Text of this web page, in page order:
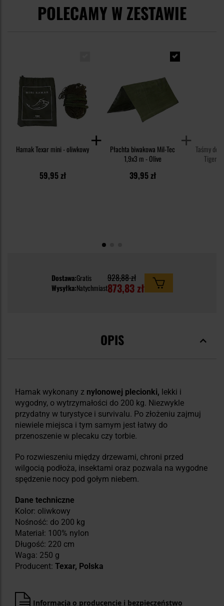
POLECAMY W ZESTAWIE
Hamak Texar mini - oliwkowy
59,95 zł
Płachta biwakowa Mil-Tec
1,9x3 m - Olive
39,95 zł
Taśmy do
Dostawa:Gratis
Wysyłka:Natychmiast
928,88 zł
873,83 zł
OPIS
Hamak wykonany z nylonowej plecionki, lekki i
wygodny, o wytrzymałości do 200 kg. Niezwykle
przydatny w turystyce i survivalu. Po złożeniu zajmuj
niewiele miejsca i tym samym jest łatwy do
przenoszenie w plecaku czy torbie.
Po rozwieszeniu między drzewami, chroni przed
wilgocią podłoża, insektami oraz pozwala na wygodne
spędzenie nocy pod gołym niebem.
Dane techniczne
Kolor: oliwkowy
Nośność: do 200 kg
Materiał: 100% nylon
Długość: 220 cm
Waga: 250 g
Producent: Texar, Polska
Informacja o producencie i bezpieczeństwo